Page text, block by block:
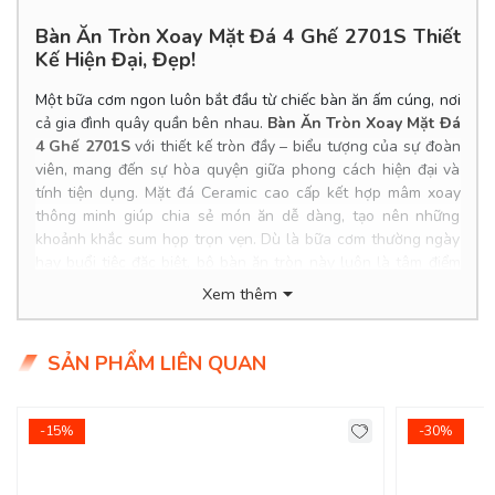
Bàn Ăn Tròn Xoay Mặt Đá 4 Ghế 2701S Thiết
Kế Hiện Đại, Đẹp!
Một bữa cơm ngon luôn bắt đầu từ chiếc bàn ăn ấm cúng, nơi
cả gia đình quây quần bên nhau. Bàn Ăn Tròn Xoay Mặt Đá
4 Ghế 2701Svới thiết kế tròn đầy – biểu tượng của sự đoàn
viên, mang đến sự hòa quyện giữa phong cách hiện đại và
tính tiện dụng. Mặt đá Ceramic cao cấp kết hợp mâm xoay
thông minh giúp chia sẻ món ăn dễ dàng, tạo nên những
khoảnh khắc sum họp trọn vẹn. Dù là bữa cơm thường ngày
gắn kết và làm đẹp không gian sống của bạn.
Product Info
Kích thước bàn: 1.3*0.75m
Giá ghế KM: 2.050.000đ/ Cái (Giá gốc: 2.850.000đ)
Xem thêm
SẢN PHẨM LIÊN QUAN
-15% -30%